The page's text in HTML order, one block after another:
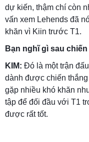
dự kiến, thậm chí còn
vấn xem Lehends đã
khăn vì Kiin trước T1.
Bạn nghĩ gì sau
KIM: Đó là một trận
dành được chiến
gặp nhiều khó khăn
tập để đối đầu với T1
được rất tốt.